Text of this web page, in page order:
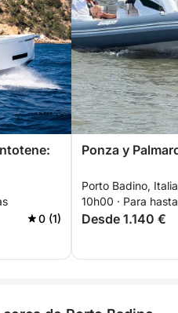
0 (1)
Ponza y
Porto Badino, Italia
10h00 · Para
Desde 1.140 €